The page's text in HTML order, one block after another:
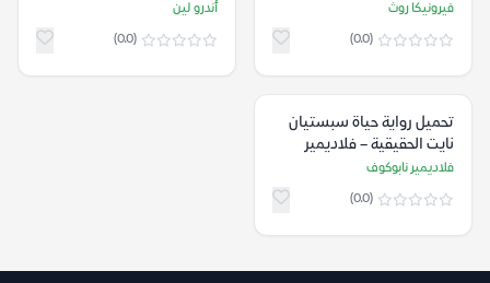
فيرونيكا روث
(0.0)
أندرو لين
(0.0)
تحميل رواية حياة سبستيان
نايت الحقيقية – فلاديمير
نابوكوف
فلاديمير نابوكوف
(0.0)